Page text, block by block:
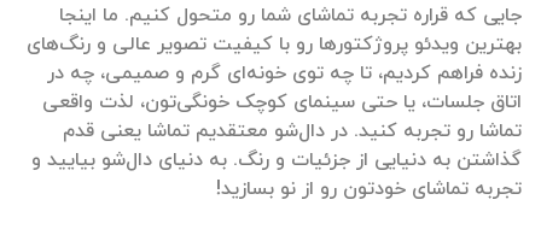
جایی که قراره تجربه تماشای شما رو متحول کنیم. ما اینجا
بهترین ویدئو پروژکتورها رو با کیفیت تصویر عالی و رنگ‌های
زنده فراهم کردیم، تا چه توی خونه‌ای گرم و صمیمی، چه در
اتاق جلسات، یا حتی سینمای کوچک خونگی‌تون، لذت واقعی
تماشا رو تجربه کنید. در دال‌شو معتقدیم تماشا یعنی قدم
گذاشتن به دنیایی از جزئیات و رنگ. به دنیای دال‌شو بیایید و
تجربه تماشای خودتون رو از نو بسازید!